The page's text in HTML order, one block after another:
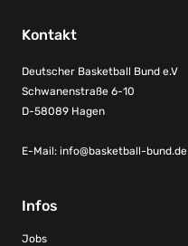
Kontakt
Deutscher Basketball Bund e.V
Schwanenstraße 6-10
D-58089 Hagen
E-Mail: info@basketball-bund.de
Infos
Jobs